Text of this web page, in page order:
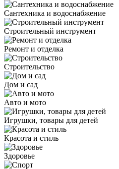
Сантехника и водоснабжение
Строительный инструмент
Ремонт и отделка
Строительство
Дом и сад
Авто и мото
Игрушки, товары для детей
Красота и стиль
Здоровье